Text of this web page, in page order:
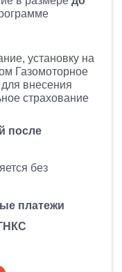
установку на
Газомоторное
внесения
страхование
после
без
платежи